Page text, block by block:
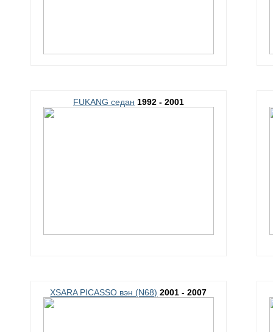
FUKANG седан 1992 - 2001
XSARA PICASSO вэн (N68) 2001 - 2007